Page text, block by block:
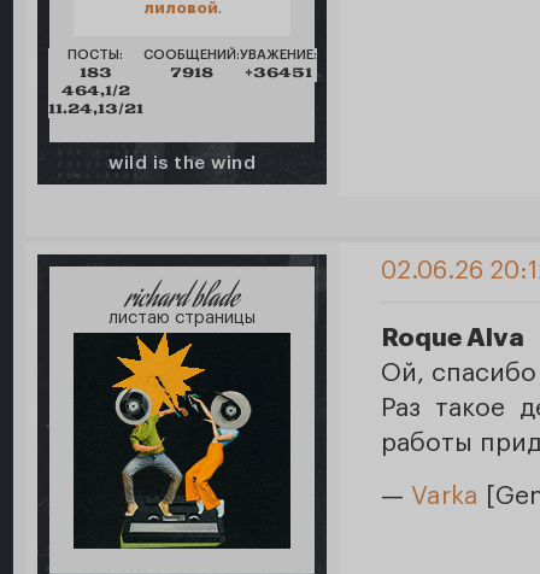
лиловой.
ПОСТЫ:
183
464,1/2
11.24,13/21
СООБЩЕНИЙ:
7918
УВАЖЕНИЕ:
+36451
wild is the wind
richard blade
листаю страницы
02.06.26
Roque Alva
Ой,
Раз такое
работы
— Varka